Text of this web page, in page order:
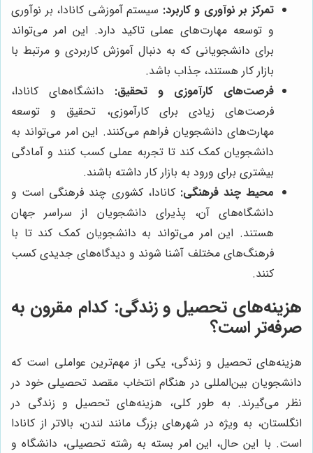
تمرکز بر نوآوری و کاربرد: سیستم آموزشی کانادا، بر نوآوری
و توسعه مهارت‌های عملی تاکید دارد. این امر می‌تواند
برای دانشجویانی که به دنبال آموزش کاربردی و مرتبط با
بازار کار هستند، جذاب باشد.
فرصت‌های کارآموزی و تحقیق: دانشگاه‌های کانادا،
فرصت‌های زیادی برای کارآموزی، تحقیق و توسعه
مهارت‌های دانشجویان فراهم می‌کنند. این امر می‌تواند به
دانشجویان کمک کند تا تجربه عملی کسب کنند و آمادگی
بیشتری برای ورود به بازار کار داشته باشند.
محیط چند فرهنگی: کانادا، کشوری چند فرهنگی است و
دانشگاه‌های آن، پذیرای دانشجویان از سراسر جهان
هستند. این امر می‌تواند به دانشجویان کمک کند تا با
فرهنگ‌های مختلف آشنا شوند و دیدگاه‌های جدیدی کسب
کنند.
هزینه‌های تحصیل و زندگی: کدام مقرون به
صرفه‌تر است؟
هزینه‌های تحصیل و زندگی، یکی از مهم‌ترین عواملی است که
دانشجویان بین‌المللی در هنگام انتخاب مقصد تحصیلی خود در
نظر می‌گیرند. به طور کلی، هزینه‌های تحصیل و زندگی در
انگلستان، به ویژه در شهرهای بزرگ مانند لندن، بالاتر از کانادا
است. با این حال، این امر بسته به رشته تحصیلی، دانشگاه و